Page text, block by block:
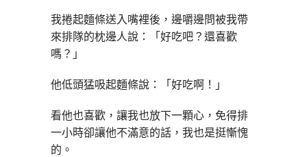
我捲起麵條送入嘴裡後，邊嚼邊問被我帶
來排隊的枕邊人說：「好吃吧？還喜歡
嗎？」
他低頭猛吸起麵條說：「好吃啊！」
看他也喜歡，讓我也放下一顆心，免得排
一小時卻讓他不滿意的話，我也是挺慚愧
的。